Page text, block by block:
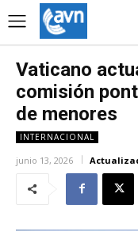
Vaticano
comisión
de menores
INTERNACIONAL
junio 13, 2026